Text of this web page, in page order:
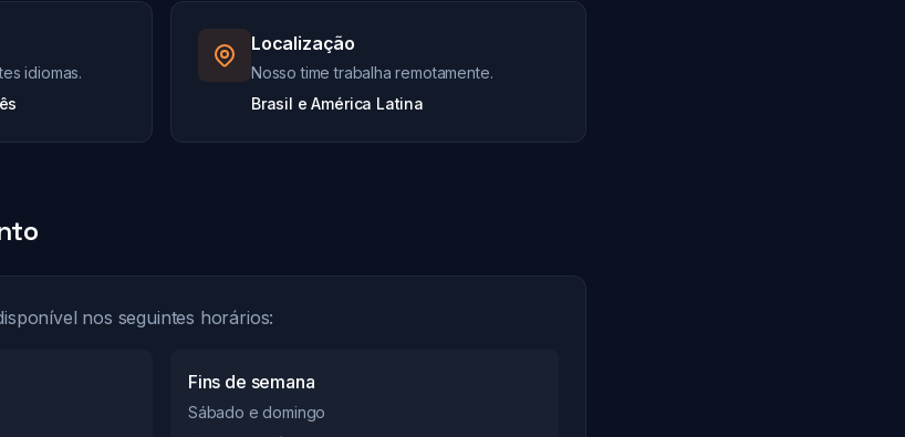
idiomas.
Localização
Nosso time trabalha remotamente.
Brasil e América Latina
nos seguintes horários:
Fins de semana
Sábado e domingo